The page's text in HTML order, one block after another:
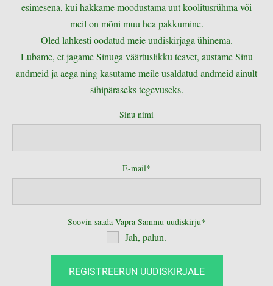
esimesena, kui hakkame moodustama uut koolitusrühma või
meil on mõni muu hea pakkumine.
Oled lahkesti oodatud meie uudiskirjaga ühinema.
Lubame, et jagame Sinuga väärtuslikku teavet, austame Sinu
andmeid ja aega ning kasutame meile usaldatud andmeid ainult
sihipäraseks tegevuseks.
Sinu nimi
E-mail
Soovin saada Vapra Sammu uudiskirju
Jah, palun.